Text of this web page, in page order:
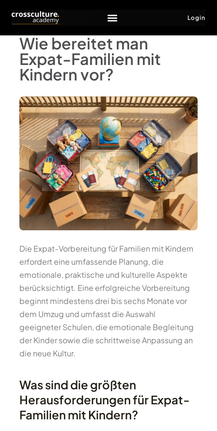
Login
Wie bereitet man
Expat-Familien mit
Kindern vor?
Die Expat-Vorbereitung für Familien mit Kindern
erfordert eine umfassende Planung, die
emotionale, praktische und kulturelle Aspekte
berücksichtigt. Eine erfolgreiche Vorbereitung
beginnt mindestens drei bis sechs Monate vor
dem Umzug und umfasst die Auswahl
geeigneter Schulen, die emotionale Begleitung
der Kinder sowie die schrittweise Anpassung an
die neue Kultur.
Was sind die größten
Herausforderungen für Expat-
Familien mit Kindern?